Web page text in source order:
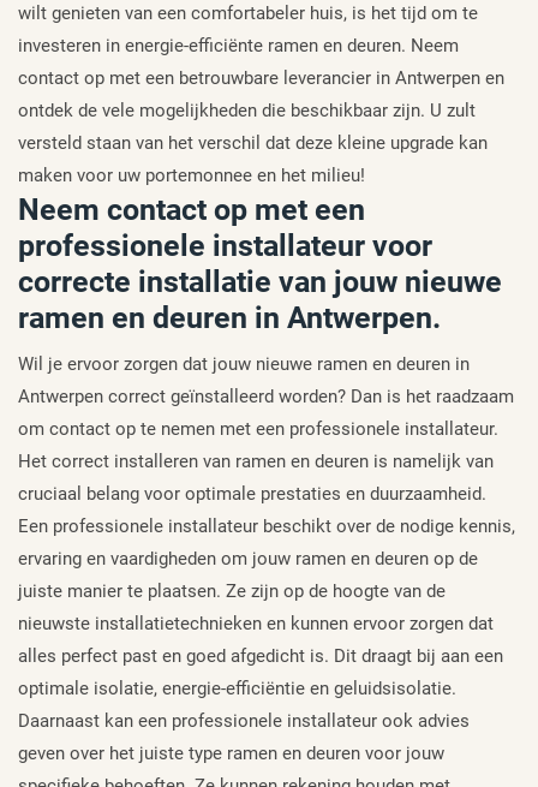
wilt genieten van een comfortabeler huis, is het tijd om te
investeren in energie-efficiënte ramen en deuren. Neem
contact op met een betrouwbare leverancier in Antwerpen en
ontdek de vele mogelijkheden die beschikbaar zijn. U zult
versteld staan van het verschil dat deze kleine upgrade kan
maken voor uw portemonnee en het milieu!
Neem contact op met een
professionele installateur voor
correcte installatie van jouw nieuwe
ramen en deuren in Antwerpen.
Wil je ervoor zorgen dat jouw nieuwe ramen en deuren in
Antwerpen correct geïnstalleerd worden? Dan is het raadzaam
om contact op te nemen met een professionele installateur.
Het correct installeren van ramen en deuren is namelijk van
cruciaal belang voor optimale prestaties en duurzaamheid.
Een professionele installateur beschikt over de nodige kennis,
ervaring en vaardigheden om jouw ramen en deuren op de
juiste manier te plaatsen. Ze zijn op de hoogte van de
nieuwste installatietechnieken en kunnen ervoor zorgen dat
alles perfect past en goed afgedicht is. Dit draagt bij aan een
optimale isolatie, energie-efficiëntie en geluidsisolatie.
Daarnaast kan een professionele installateur ook advies
geven over het juiste type ramen en deuren voor jouw